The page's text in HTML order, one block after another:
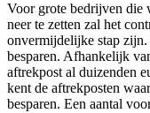
Voor grote bedrijven die
neer te zetten zal het
onvermijdelijke stap
besparen. Afhankelijk
aftrekpost al duizenden
kent de aftrekposten
besparen. Een aantal